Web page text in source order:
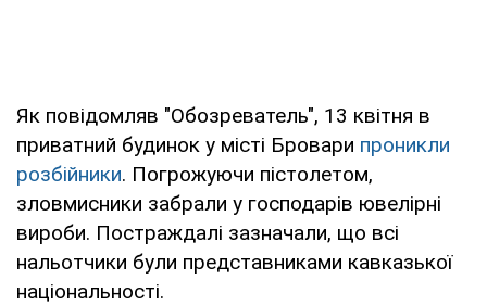
Як повідомляв "Обозреватель", 13 квітня в
приватний будинок у місті Бровари проникли
розбійники. Погрожуючи пістолетом,
зловмисники забрали у господарів ювелірні
вироби. Постраждалі зазначали, що всі
нальотчики були представниками кавказької
національності.